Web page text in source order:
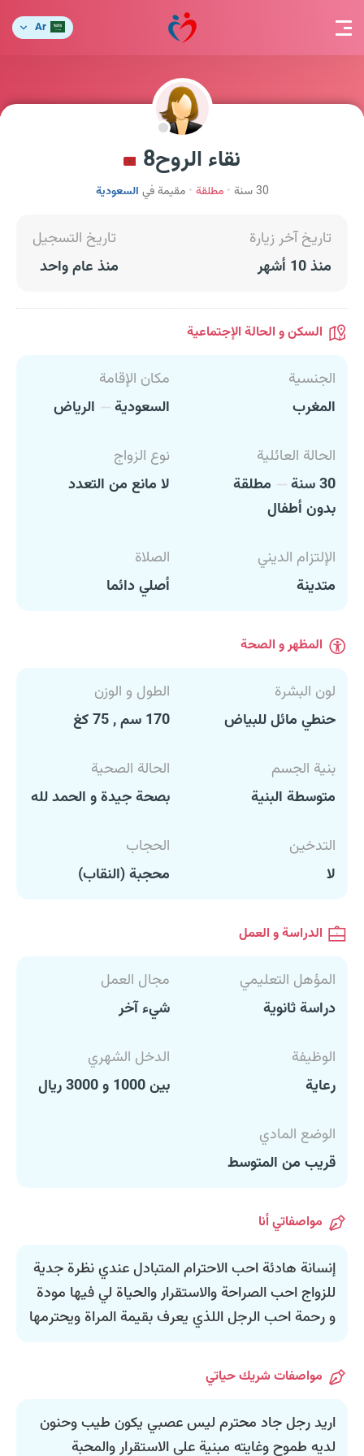
Ar
نقاء الروح8
30 سنة مطلقة مقيمة في السعودية
تاريخ آخر زيارة
منذ 10 أشهر
تاريخ التسجيل
منذ عام واحد
السكن و الحالة الإجتماعية
الجنسية
المغرب
مكان الإقامة
السعودية
الرياض
الحالة العائلية
30 سنة
مطلقة
بدون أطفال
نوع الزواج
لا مانع من التعدد
الإلتزام الديني
متدينة
الصلاة
أصلي دائما
المظهر و الصحة
لون البشرة
حنطي مائل للبياض
الطول و الوزن
170 سم , 75 كغ
بنية الجسم
متوسطة البنية
الحالة الصحية
بصحة جيدة و الحمد لله
التدخين
لا
الحجاب
محجبة (النقاب)
الدراسة و العمل
المؤهل التعليمي
دراسة ثانوية
مجال العمل
شيء آخر
الوظيفة
رعاية
الدخل الشهري
بين 1000 و 3000 ريال
الوضع المادي
قريب من المتوسط
مواصفاتي أنا
إنسانة هادئة احب الاحترام المتبادل عندي نظرة جدية
للزواج احب الصراحة والاستقرار والحياة لي فيها مودة
و رحمة احب الرجل اللذي يعرف بقيمة المراة ويحترمها
مواصفات شريك حياتي
اريد رجل جاد محترم ليس عصبي يكون طيب وحنون
لديه طموح وغايته مبنية على الاستقرار والمحبة